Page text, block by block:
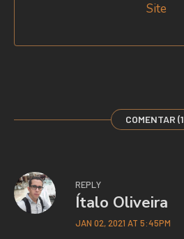
Site
COMENTAR
REPLY
Ítalo Oliveira
JAN 02, 2021 AT 5:45PM